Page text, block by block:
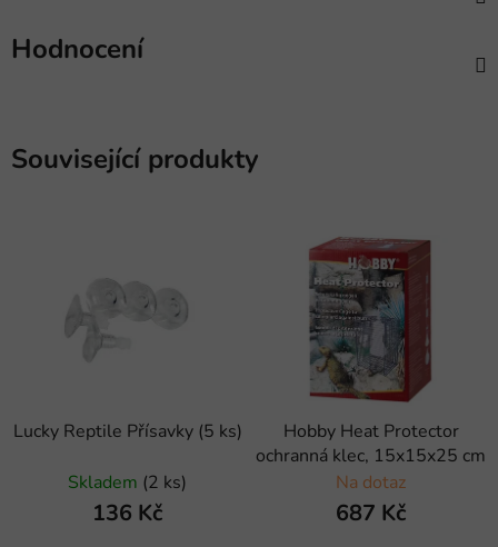
Hodnocení
Související produkty
Lucky Reptile Přísavky (5 ks)
Skladem (2 ks)
136 Kč
Hobby Heat Protector
ochranná klec, 15x15x25 cm
Na dotaz
687 Kč